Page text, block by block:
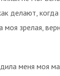
делают,
зрелая,
меня моя